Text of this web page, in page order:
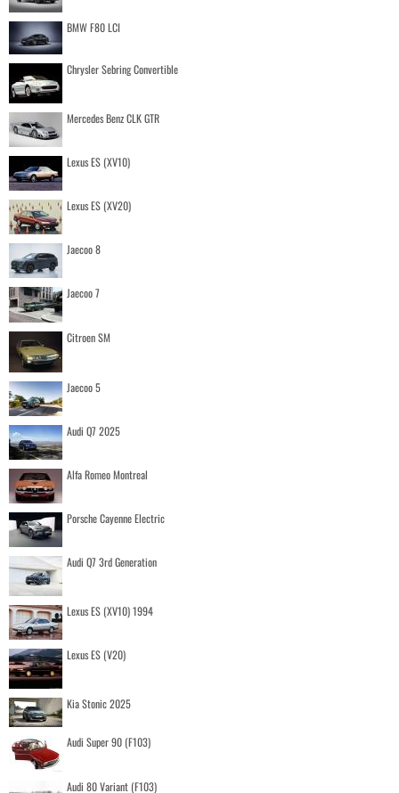
BMW F80 LCI
Chrysler Sebring Convertible
Mercedes Benz CLK GTR
Lexus ES (XV10)
Lexus ES (XV20)
Jaecoo 8
Jaecoo 7
Citroen SM
Jaecoo 5
Audi Q7 2025
Alfa Romeo Montreal
Porsche Cayenne Electric
Audi Q7 3rd Generation
Lexus ES (XV10) 1994
Lexus ES (V20)
Kia Stonic 2025
Audi Super 90 (F103)
Audi 80 Variant (F103)